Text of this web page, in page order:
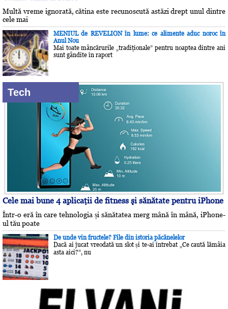
Multă vreme ignorată, cătina este recunoscută astăzi drept unul dintre
cele mai
MENIUL de REVELION în lume: ce alimente aduc noroc în
Anul Nou
Mai toate mâncărurile „tradiţionale” pentru noaptea dintre ani
sunt gândite în raport
Tech
Cele mai bune 4 aplicaţii de fitness şi sănătate pentru iPhone
Într-o eră în care tehnologia și sănătatea merg mână în mână, iPhone-
ul tău poate
De unde vin fructele? File din istoria păcănelelor
Dacă ai jucat vreodată un slot și te-ai întrebat „Ce caută lămâia
asta aici?”, nu